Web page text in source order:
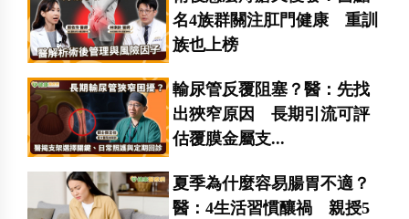
名4族群關注肛門健康 重訓
族也上榜
輸尿管反覆阻塞？醫：先找
出狹窄原因 長期引流可評
估覆膜金屬支...
夏季為什麼容易腸胃不適？
醫：4生活習慣釀禍 親授5